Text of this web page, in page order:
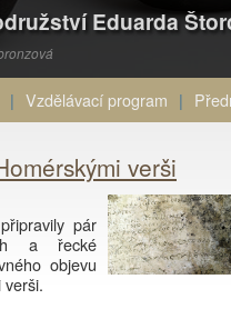
Eduarda
Vzdělávací program
verši
pár
a řecké
objevu
verši.